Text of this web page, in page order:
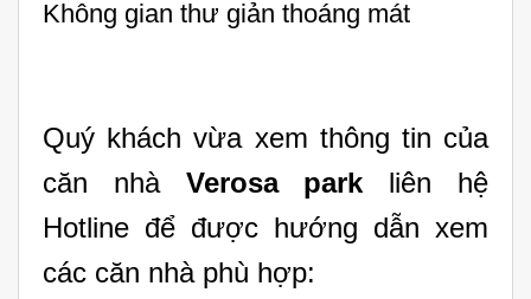
Không gian thư giản thoáng mát
Quý khách vừa xem thông tin của
căn nhà Verosa park liên hệ
Hotline để được hướng dẫn xem
các căn nhà phù hợp: